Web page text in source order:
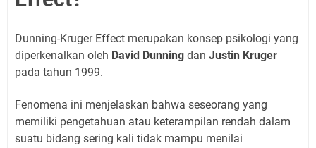
Dunning-Kruger Effect merupakan konsep psikologi yang
diperkenalkan oleh David Dunning dan Justin Kruger
pada tahun 1999.
Fenomena ini menjelaskan bahwa seseorang yang
memiliki pengetahuan atau keterampilan rendah dalam
suatu bidang sering kali tidak mampu menilai